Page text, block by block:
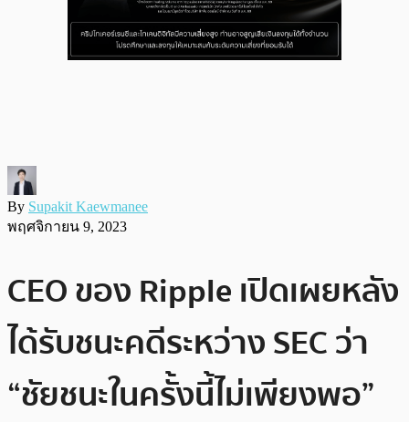
By Supakit Kaewmanee
พฤศจิกายน 9, 2023
CEO ของ Ripple เปิดเผยหลัง
ได้รับชนะคดีระหว่าง SEC ว่า
“ชัยชนะในครั้งนี้ไม่เพียงพอ”